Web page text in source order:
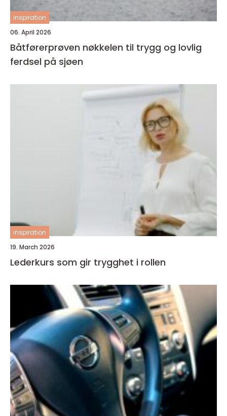
inspiration
06. April 2026
Båtførerprøven nøkkelen til trygg og lovlig
ferdsel på sjøen
inspiration
19. March 2026
Lederkurs som gir trygghet i rollen